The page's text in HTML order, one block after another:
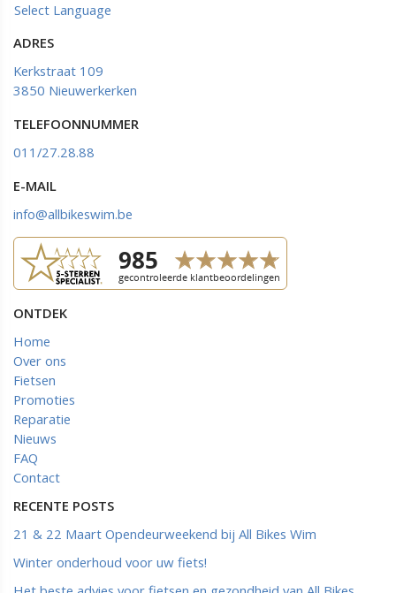
Select Language
ADRES
Kerkstraat 109
3850 Nieuwerkerken
TELEFOONNUMMER
011/27.28.88
E-MAIL
info@allbikeswim.be
ONTDEK
Home
Over ons
Fietsen
Promoties
Reparatie
Nieuws
FAQ
Contact
RECENTE POSTS
21 & 22 Maart Opendeurweekend bij All Bikes Wim
Winter onderhoud voor uw fiets!